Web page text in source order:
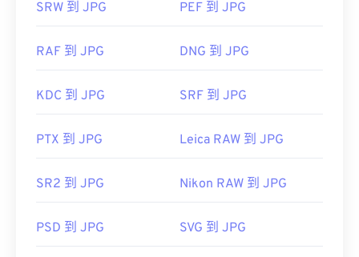
SRW 到 JPG PEF 到 JPG
RAF 到 JPG DNG 到 JPG
KDC 到 JPG SRF 到 JPG
PTX 到 JPG Leica RAW 到 JPG
SR2 到 JPG Nikon RAW 到 JPG
PSD 到 JPG SVG 到 JPG